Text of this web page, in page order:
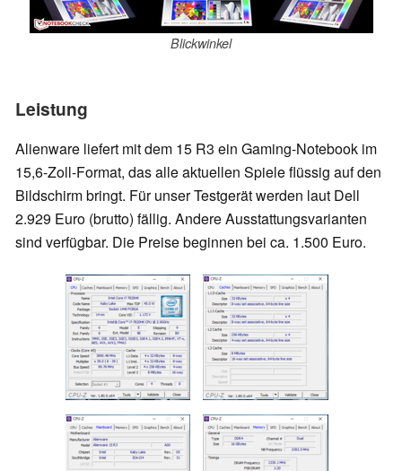
Blickwinkel
Leistung
Alienware liefert mit dem 15 R3 ein Gaming-Notebook im
15,6-Zoll-Format, das alle aktuellen Spiele flüssig auf den
Bildschirm bringt. Für unser Testgerät werden laut Dell
2.929 Euro (brutto) fällig. Andere Ausstattungsvarianten
sind verfügbar. Die Preise beginnen bei ca. 1.500 Euro.